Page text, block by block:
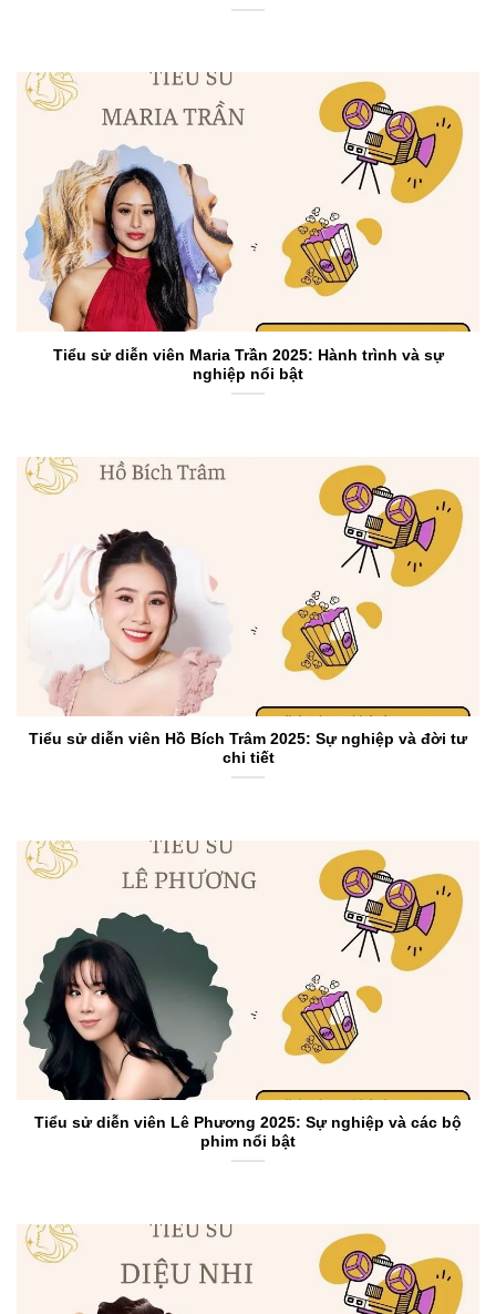
Tiểu sử diễn viên Maria Trần 2025: Hành trình và sự
nghiệp nổi bật
Tiểu sử diễn viên Hồ Bích Trâm 2025: Sự nghiệp và đời tư
chi tiết
Tiểu sử diễn viên Lê Phương 2025: Sự nghiệp và các bộ
phim nổi bật